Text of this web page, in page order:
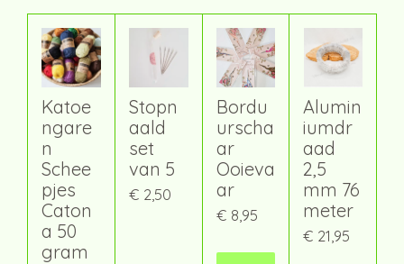
Katoe
ngare
n
Schee
pjes
Caton
a 50
gram
Stopn
aald
set
van 5
€ 2,50
Bordu
urscha
ar
Ooieva
ar
€ 8,95
Alumin
iumdr
aad
2,5
mm 76
meter
€ 21,95